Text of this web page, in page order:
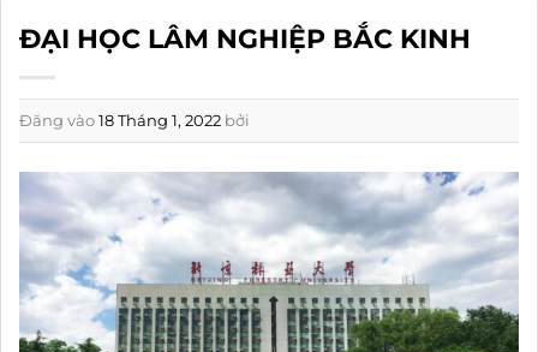
ĐẠI HỌC LÂM NGHIỆP BẮC KINH
Đăng vào18 Tháng 1, 2022 bởi